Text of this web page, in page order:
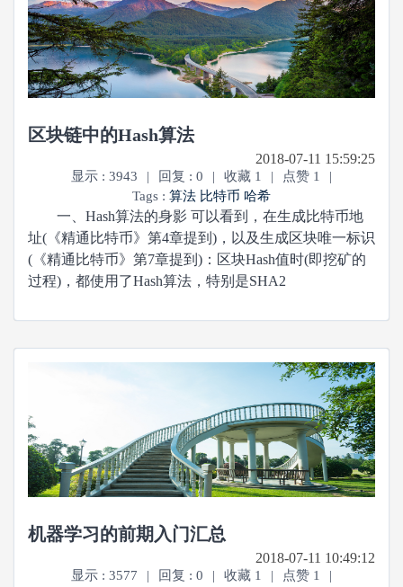
区块链中的Hash算法
2018-07-11 15:59:25
显示 : 3943 | 回复 : 0 | 收藏 1 | 点赞 1
|
Tags : 算法 比特币 哈希
一、Hash算法的身影 可以看到，在生成比特币地
址(《精通比特币》第4章提到)，以及生成区块唯一标识
(《精通比特币》第7章提到)：区块Hash值时(即挖矿的
过程)，都使用了Hash算法，特别是SHA2
机器学习的前期入门汇总
2018-07-11 10:49:12
显示 : 3577 | 回复 : 0 | 收藏 1 | 点赞 1
|